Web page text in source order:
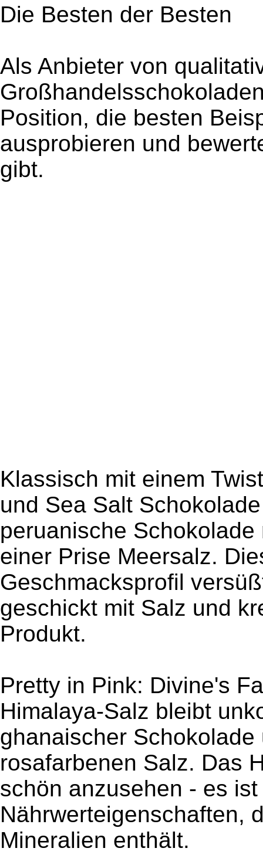
Die Besten der Besten
Als Anbieter von
Position, die besten
ausprobieren und
gibt.
Klassisch mit einem
und Sea Salt
peruanische
einer Prise Meersalz.
Geschmacksprofil
geschickt mit Salz und
Produkt.
Pretty in Pink: Divine's
Himalaya-Salz bleibt
ghanaischer
rosafarbenen Salz. Das
schön anzusehen - es
Nährwerteigenschaften,
Mineralien enthält.